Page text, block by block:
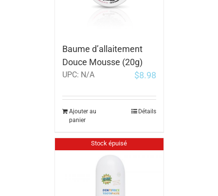
Baume d’allaitement
Douce Mousse (20g)
UPC: N/A $8.98
Ajouter au
panier
Détails
Stock épuisé